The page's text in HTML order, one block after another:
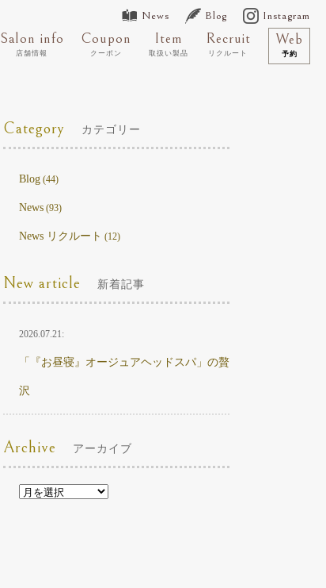
News Blog Instagram
Salon info
店舗情報
Coupon
クーポン
Item
取扱い製品
Recruit
リクルート
Web
予約
Category カテゴリー
Blog (44)
News (93)
News リクルート (12)
New article 新着記事
2026.07.21:
「『お昼寝』オージュアヘッドスパ」の贅
沢
Archive アーカイブ